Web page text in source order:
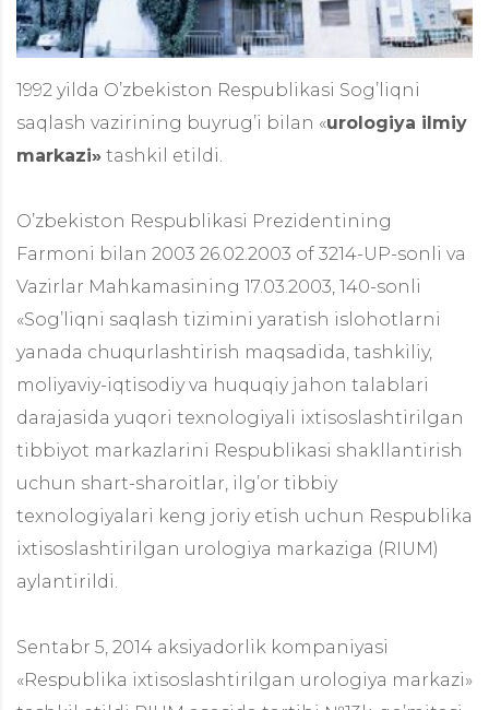
1992 yilda O’zbekiston Respublikasi Sog’liqni
saqlash vazirining buyrug’i bilan «urologiya ilmiy
markazi» tashkil etildi.
O’zbekiston Respublikasi Prezidentining
Farmoni bilan 2003 26.02.2003 of 3214-UP-sonli va
Vazirlar Mahkamasining 17.03.2003, 140-sonli
«Sog’liqni saqlash tizimini yaratish islohotlarni
yanada chuqurlashtirish maqsadida, tashkiliy,
moliyaviy-iqtisodiy va huquqiy jahon talablari
darajasida yuqori texnologiyali ixtisoslashtirilgan
tibbiyot markazlarini Respublikasi shakllantirish
uchun shart-sharoitlar, ilg’or tibbiy
texnologiyalari keng joriy etish uchun Respublika
ixtisoslashtirilgan urologiya markaziga (RIUM)
aylantirildi.
Sentabr 5, 2014 aksiyadorlik kompaniyasi
«Respublika ixtisoslashtirilgan urologiya markazi»